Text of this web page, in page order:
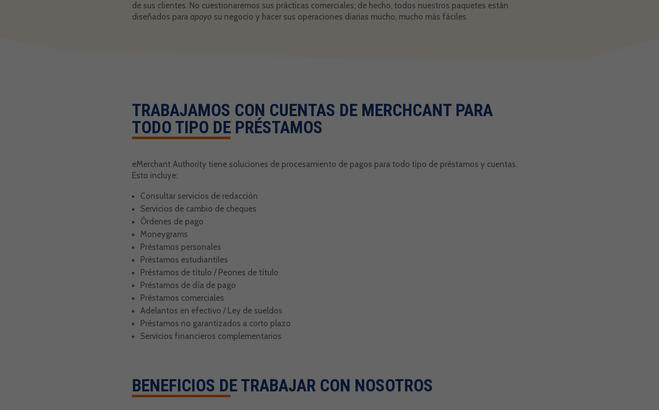
de sus clientes. No cuestionaremos sus prácticas comerciales; de hecho, todos nuestros paquetes están
diseñados para apoyo su negocio y hacer sus operaciones diarias mucho, mucho más fáciles.
TRABAJAMOS CON CUENTAS DE MERCHCANT PARA
TODO TIPO DE PRÉSTAMOS
eMerchant Authority tiene soluciones de procesamiento de pagos para todo tipo de préstamos y cuentas.
Esto incluye:
Consultar servicios de redacción
Servicios de cambio de cheques
Órdenes de pago
Moneygrams
Préstamos personales
Préstamos estudiantiles
Préstamos de título / Peones de título
Préstamos de día de pago
Préstamos comerciales
Adelantos en efectivo / Ley de sueldos
Préstamos no garantizados a corto plazo
Servicios financieros complementarios
BENEFICIOS DE TRABAJAR CON NOSOTROS